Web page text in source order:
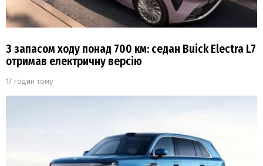
З запасом ходу понад 700 км: седан Buick Electra L7
отримав електричну версію
17 годин тому